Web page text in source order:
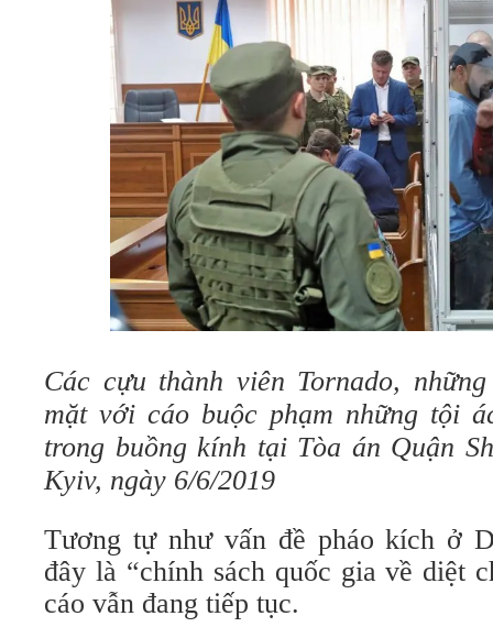
Các cựu thành viên Tornado,
mặt với cáo buộc phạm những tội
trong buồng kính tại Tòa án Quận
Kyiv, ngày 6/6/2019
Tương tự như vấn đề pháo kích ở
đây là “chính sách quốc gia về diệt
cáo vẫn đang tiếp tục.